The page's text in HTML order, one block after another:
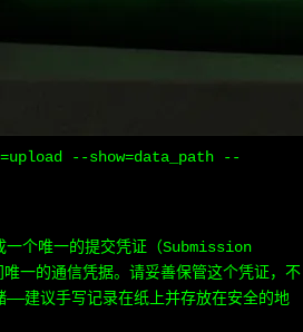
--show=data_path --
一个唯一的提交凭证（Submission
一的通信凭据。请妥善保管这个凭证，不
建议手写记录在纸上并存放在安全的地